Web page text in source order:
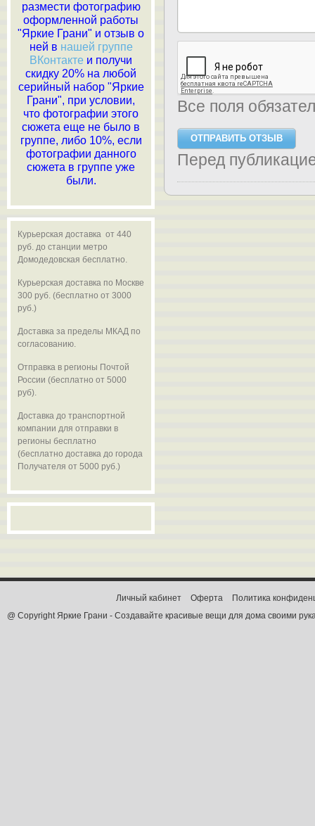
Все поля
Перед
размести фотографию
оформленной работы
"Яркие Грани" и отзыв о
ней в нашей группе
ВКонтакте и получи
скидку 20% на любой
серийный набор "Яркие
Грани", при условии,
что фотографии этого
сюжета еще не было в
группе, либо 10%, если
фотографии данного
сюжета в группе уже
были.
Курьерская доставка от 440
руб. до станции метро
Домодедовская бесплатно.
Курьерская доставка по Москве
300 руб. (бесплатно от 3000
руб.)
Доставка за пределы МКАД по
согласованию.
Отправка в регионы Почтой
России (бесплатно от 5000
руб).
Доставка до транспортной
компании для отправки в
регионы бесплатно
(бесплатно доставка до города
Получателя от 5000 руб.)
@ Copyright Яркие Грани - Создавайте красивые вещи для дома своими
Личный кабинет Оферта Политика